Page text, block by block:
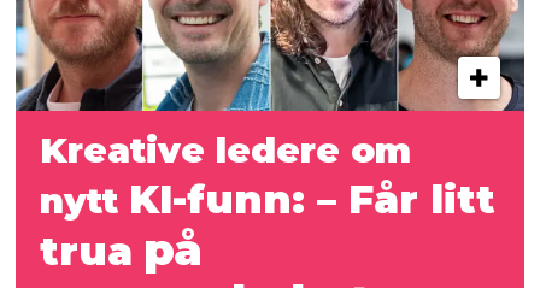
Kreative ledere om
nytt KI-funn: – Får litt
trua på